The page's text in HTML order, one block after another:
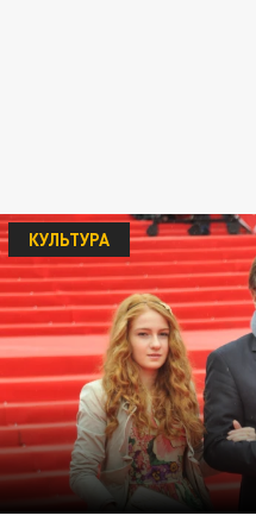
КУЛЬТУРА